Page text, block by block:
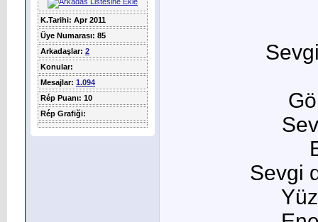
K.Tarihi: Apr 2011
Üye Numarası: 85
Arkadaşlar: 2
Konular:
Mesajlar: 1.094
Rép Puanı: 10
Rép Grafiği:
Sevgi